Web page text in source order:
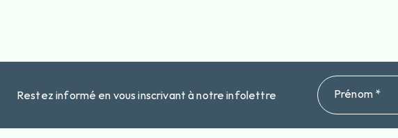
Restez informé en vous inscrivant à notre infolettre Prénom *